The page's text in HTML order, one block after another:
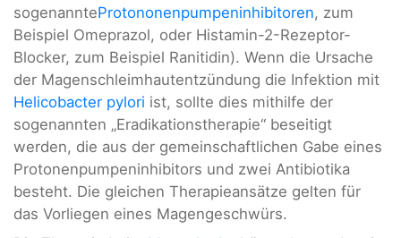
sogenannteProtononenpumpeninhibitoren, zum
Beispiel Omeprazol, oder Histamin-2-Rezeptor-
Blocker, zum Beispiel Ranitidin). Wenn die Ursache
der Magenschleimhautentzündung die Infektion mit
Helicobacter pylori ist, sollte dies mithilfe der
sogenannten „Eradikationstherapie“ beseitigt
werden, die aus der gemeinschaftlichen Gabe eines
Protonenpumpeninhibitors und zwei Antibiotika
besteht. Die gleichen Therapieansätze gelten für
das Vorliegen eines Magengeschwürs.